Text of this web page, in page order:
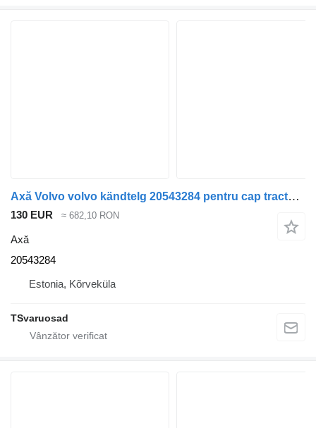
Axă Volvo volvo kändtelg 20543284 pentru cap tractor Volvo FH13
130 EUR ≈ 682,10 RON
Axă
20543284
Estonia, Kõrveküla
TSvaruosad